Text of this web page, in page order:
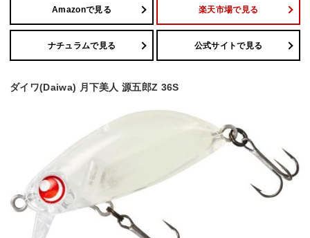
Amazonで見る 楽天市場で見る
ナチュラムで見る 公式サイトで見る
ダイワ(Daiwa) 月下美人 源五郎Z 36S